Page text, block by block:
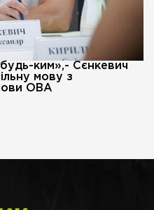
ким»,- Сєнкевич
мову з
ОВА